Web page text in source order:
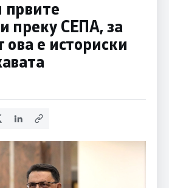
првите
преку СЕПА, за
ова е историски